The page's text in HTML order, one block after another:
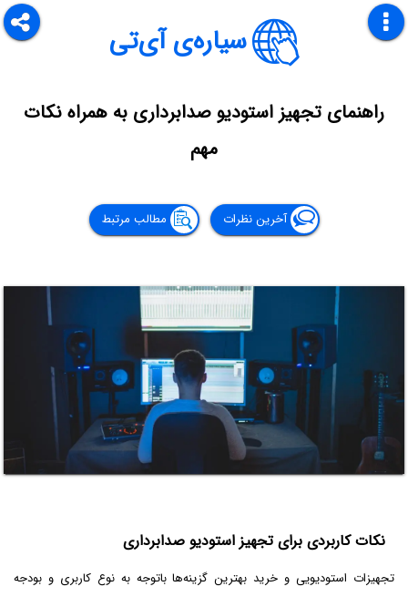
سیاره‌ی آی‌تی
راهنمای تجهیز استودیو صدابرداری به همراه نکات
مهم
آخرین نظرات مطالب مرتبط
نکات کاربردی برای تجهیز استودیو صدابرداری
تجهیزات استودیویی و خرید بهترین گزینه‌ها باتوجه به نوع کاربری و بودجه